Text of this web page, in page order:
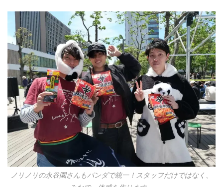
ノリノリの永谷園さんもパンダで統一！スタッフだけではなく、